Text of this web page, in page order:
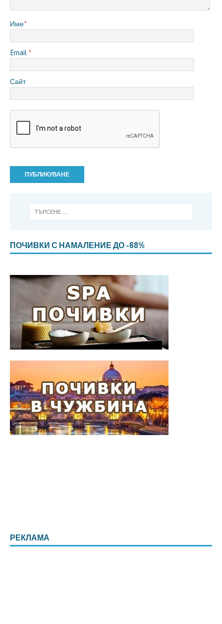
Име*
Email *
Сайт
ПОЧИВКИ С НАМАЛЕНИЕ ДО -68%
РЕКЛАМА